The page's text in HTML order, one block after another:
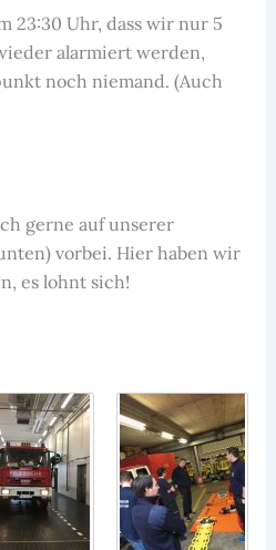
23:30 Uhr, dass wir nur 5
alarmiert werden,
noch niemand. (Auch
gerne auf unserer
vorbei. Hier haben wir
es lohnt sich!